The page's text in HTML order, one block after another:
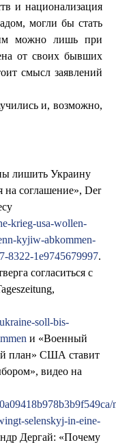
и национализация
могли бы стать
можно лишь при
от своих бывших
смысл заявлений
и, возможно,
лишить Украину
на соглашение», Der
krieg-usa-wollen-
kyjiw-abkommen-
8322-1e9745679997.
согласиться с
soll-bis-
и «Военный
план» США ставит
видео на
selenskyj-in-eine-
Дергай: «Почему